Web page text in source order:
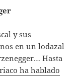
y sus
en un lodazal
Hasta
ha hablado